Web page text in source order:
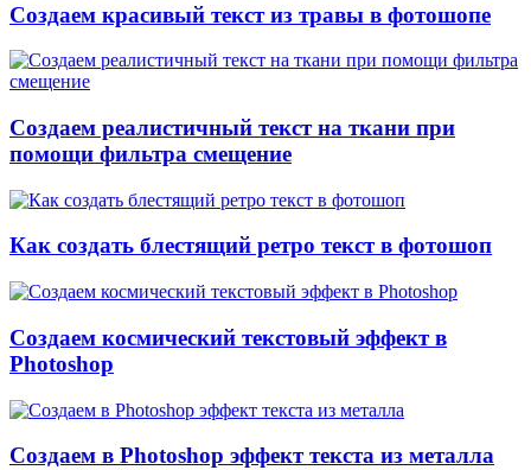
Создаем красивый текст из травы в фотошопе
Создаем реалистичный текст на ткани при
помощи фильтра смещение
Как создать блестящий ретро текст в фотошоп
Создаем космический текстовый эффект в
Photoshop
Создаем в Photoshop эффект текста из металла